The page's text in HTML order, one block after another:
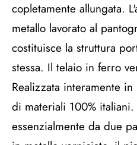
copletamente allungata.
metallo lavorato al
costituisce la struttura
stessa. Il telaio in ferro
Realizzata interamente
di materiali 100% italiani.
essenzialmente da due